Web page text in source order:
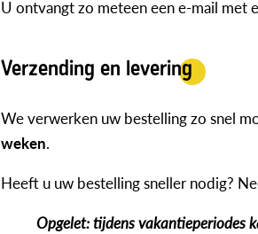
U ontvangt zo meteen een e-mail met
Verzending en levering
We verwerken uw bestelling zo snel
weken.
Heeft u uw bestelling sneller nodig?
Opgelet: tijdens vakantieperiodes